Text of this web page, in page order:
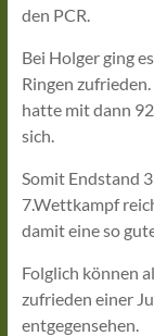
den PCR.
Bei Holger ging
Ringen
hatte mit dann
sich.
Somit Endstand
7.Wettkampf
damit eine so
Folglich können
zufrieden einer
entgegensehen.